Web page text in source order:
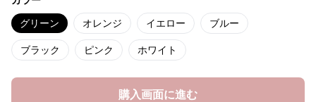
グリーン オレンジ イエロー ブルー
ブラック ピンク ホワイト
購入画面に進む